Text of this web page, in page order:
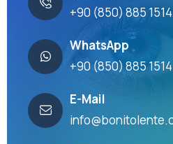
+90 (850) 885 1514
WhatsApp
+90 (850) 885 1514
E-Mail